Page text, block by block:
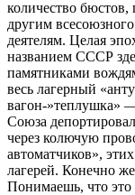
количество
другим
деятелям. Целая
названием СССР
памятниками
весь лагерный
вагон-»теплушка»
Союза
через колючую
автоматчиков»,
лагерей. Конечно
Понимаешь, что